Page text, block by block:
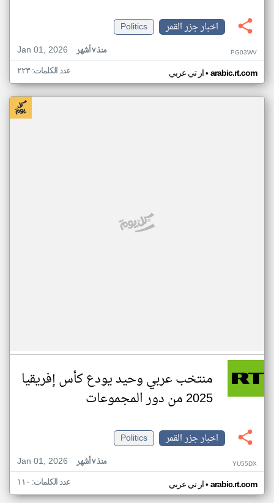
اخبار جزر القمر
Politics
Jan 01, 2026
منذ ٧ أشهر PG03WV
ار تي عربي• arabic.rt.com عدد الكلمات: ٢٢٣
منتخب عربي وحيد يودع كأس إفريقيا
2025 من دور المجموعات
اخبار جزر القمر
Politics
Jan 01, 2026
منذ ٧ أشهر YU55DX
ار تي عربي• arabic.rt.com عدد الكلمات: ١١٠